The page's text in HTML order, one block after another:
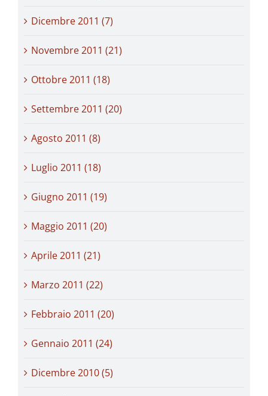
Dicembre 2011 (7)
Novembre 2011 (21)
Ottobre 2011 (18)
Settembre 2011 (20)
Agosto 2011 (8)
Luglio 2011 (18)
Giugno 2011 (19)
Maggio 2011 (20)
Aprile 2011 (21)
Marzo 2011 (22)
Febbraio 2011 (20)
Gennaio 2011 (24)
Dicembre 2010 (5)